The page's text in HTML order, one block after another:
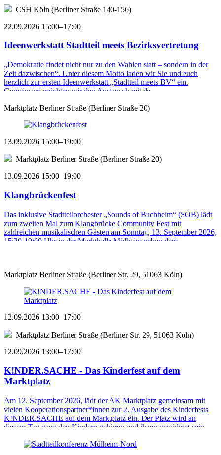
CSH Köln (Berliner Straße 140-156)
22.09.2026 15:00–17:00
Ideenwerkstatt Stadtteil meets Bezirksvertretung
„Demokratie findet nicht nur zu den Wahlen statt – sondern in der
Zeit dazwischen“. Unter diesem Motto laden wir Sie und euch
herzlich zur ersten Ideenwerkstatt „Stadtteil meets BV“ ein.
Gemeinsam möchten wir den Austausch mit de ...
Marktplatz Berliner Straße (Berliner Straße 20)
13.09.2026 15:00–19:00
Marktplatz Berliner Straße (Berliner Straße 20)
13.09.2026 15:00–19:00
Klangbrückenfest
Das inklusive Stadtteilorchester „Sounds of Buchheim“ (SOB) lädt
zum zweiten Mal zum Klangbrücke Community Fest mit
zahlreichen musikalischen Gästen am Sonntag, 13. September 2026,
15:30-19:00 Uhr in der Markthalle Mülheim neben dem ...
Marktplatz Berliner Straße (Berliner Str. 29, 51063 Köln)
12.09.2026 13:00–17:00
Marktplatz Berliner Straße (Berliner Str. 29, 51063 Köln)
12.09.2026 13:00–17:00
K!NDER.SACHE - Das Kinderfest auf dem
Marktplatz
Am 12. September 2026, lädt der AK Marktplatz gemeinsam mit
vielen Kooperationspartner*innen zur 2. Ausgabe des Kinderfests
K!NDER.SACHE auf dem Marktplatz ein. Der Platz wird an
diesem Tag ganz den Kindern gehören und ihnen gewidmet sein ...